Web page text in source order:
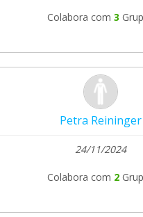
Colabora com 3
Petra Reininger
24/11/2024
Colabora com 2